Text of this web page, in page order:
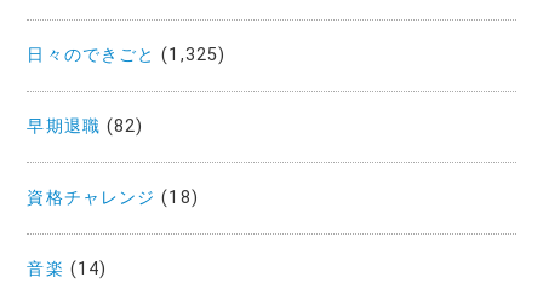
日々のできごと (1,325)
早期退職 (82)
資格チャレンジ (18)
音楽 (14)